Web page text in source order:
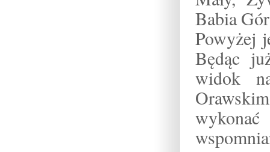
Babia
Powyżej
Będąc
widok